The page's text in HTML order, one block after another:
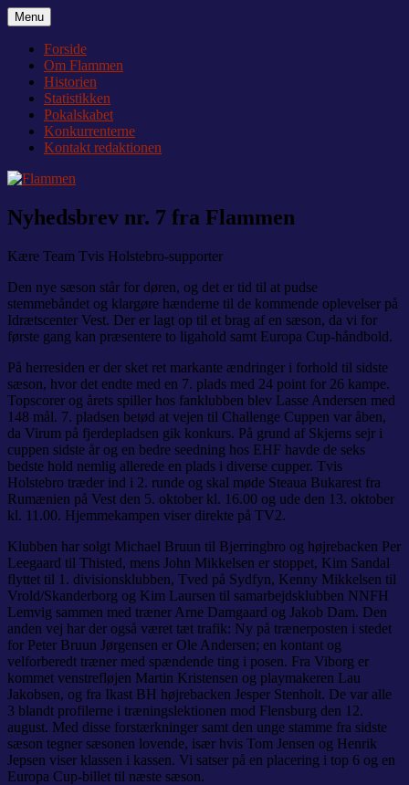
Videre
til
indhold
Flammen
Nyheder og debat om Team Tvis Holstebro
Menu
Forside
Om Flammen
Historien
Statistikken
Pokalskabet
Konkurrenterne
Kontakt redaktionen
Nyhedsbrev nr. 7 fra Flammen
Kære Team Tvis Holstebro-supporter
Den nye sæson står for døren, og det er tid til at pudse
stemmebåndet og klargøre hænderne til de kommende oplevelser på
Idrætscenter Vest. Der er lagt op til et brag af en sæson, da vi for
første gang kan præsentere to ligahold samt Europa Cup-håndbold.
På herresiden er der sket ret markante ændringer i forhold til sidste
sæson, hvor det endte med en 7. plads med 24 point for 26 kampe.
Topscorer og årets spiller hos fanklubben blev Lasse Andersen med
148 mål. 7. pladsen betød at vejen til Challenge Cuppen var åben,
da Virum på fjerdepladsen gik konkurs. På grund af Skjerns sejr i
cuppen sidste år og en bedre seedning hos EHF havde de seks
bedste hold nemlig allerede en plads i diverse cupper. Tvis
Holstebro træder ind i 2. runde og skal møde Steaua Bukarest fra
Rumænien på Vest den 5. oktober kl. 16.00 og ude den 13. oktober
kl. 11.00. Hjemmekampen viser direkte på TV2.
Klubben har solgt Michael Bruun til Bjerringbro og højrebacken Per
Leegaard til Thisted, mens John Mikkelsen er stoppet, Kim Sandal
flyttet til 1. divisionsklubben, Tved på Sydfyn, Kenny Mikkelsen til
Vrold/Skanderborg og Kim Laursen til samarbejdsklubben NNFH
Lemvig sammen med træner Arne Damgaard og Jakob Dam. Den
anden vej har der også været tæt trafik: Ny på trænerposten i stedet
for Peter Bruun Jørgensen er Ole Andersen; en kontant og
velforberedt træner med spændende ting i posen. Fra Viborg er
kommet venstrefløjen Martin Kristensen og playmakeren Lau
Jakobsen, og fra Ikast BH højrebacken Jesper Stenholt. De var alle
3 blandt profilerne i træningslektionen mod Flensburg den 12.
august. Med disse forstærkninger samt den unge stamme fra sidste
sæson tegner sæsonen lovende, især hvis Tom Jensen og Henrik
Jepsen viser klassen i kassen. Vi satser på en placering i top 6 og en
Europa Cup-billet til næste sæson.